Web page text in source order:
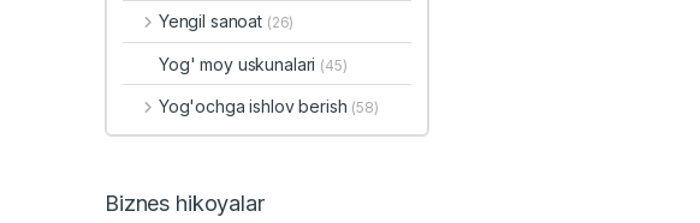
Yengil sanoat (26)
Yog' moy uskunalari (45)
Yog'ochga ishlov berish (58)
Biznes hikoyalar